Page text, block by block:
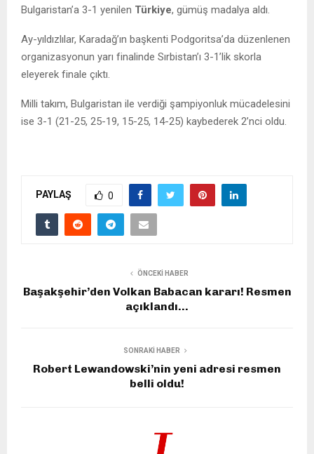
Bulgaristan’a 3-1 yenilen Türkiye, gümüş madalya aldı.
Ay-yıldızlılar, Karadağ’ın başkenti Podgoritsa’da düzenlenen
organizasyonun yarı finalinde Sırbistan’ı 3-1’lik skorla
eleyerek finale çıktı.
Milli takım, Bulgaristan ile verdiği şampiyonluk mücadelesini
ise 3-1 (21-25, 25-19, 15-25, 14-25) kaybederek 2’nci oldu.
PAYLAŞ 0
ÖNCEKI HABER
Başakşehir’den Volkan Babacan kararı! Resmen
açıklandı…
SONRAKI HABER
Robert Lewandowski’nin yeni adresi resmen
belli oldu!